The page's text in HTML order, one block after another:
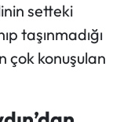
setteki
taşınmadığı
çok konuşulan